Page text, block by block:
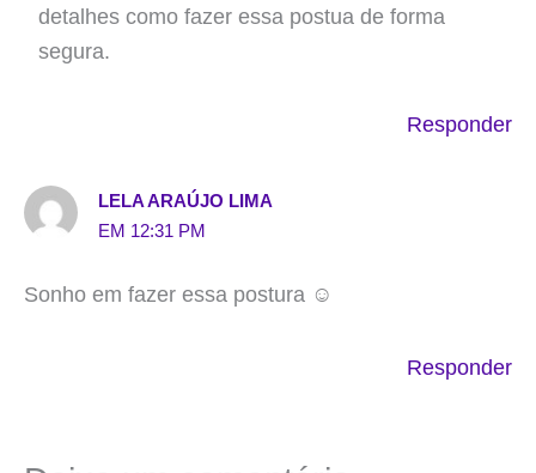
detalhes como fazer essa postua de forma
segura.
Responder
LELA ARAÚJO LIMA
EM 12:31 PM
Sonho em fazer essa postura ☺️
Responder